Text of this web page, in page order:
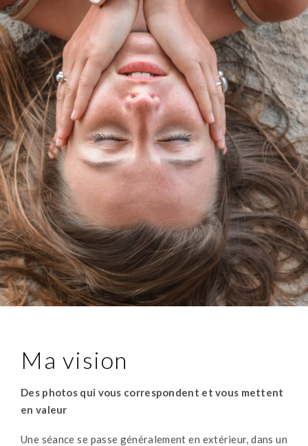
Ma vision
Des photos qui vous correspondent et vous mettent
en valeur
Une séance se passe généralement en extérieur, dans un